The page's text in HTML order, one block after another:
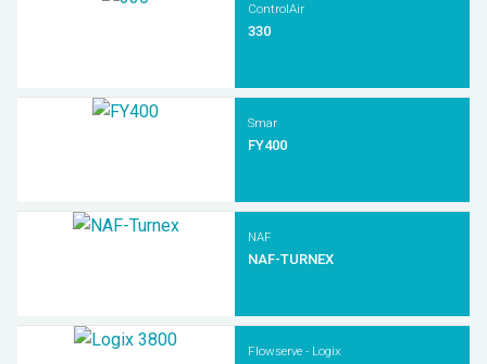
ControlAir
330
Smar
FY400
NAF
NAF-TURNEX
Flowserve - Logix